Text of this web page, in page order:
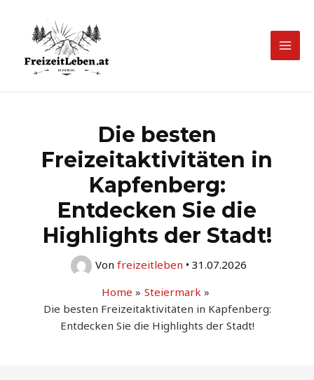
springen
Main
Die besten
Freizeitaktivitäten in
Kapfenberg:
Entdecken Sie die
Highlights der Stadt!
Von freizeitleben • 31.07.2026
Home
Steiermark
Die besten Freizeitaktivitäten in Kapfenberg:
Entdecken Sie die Highlights der Stadt!